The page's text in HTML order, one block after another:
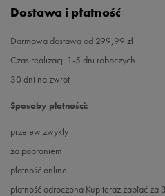
Dostawa i płatność
Darmowa dostawa od 299,99 zł
Czas realizacji 1-5 dni roboczych
30 dni na zwrot
Sposoby płatności:
przelew zwykły
za pobraniem
płatność online
płatność odroczona Kup teraz zapłać